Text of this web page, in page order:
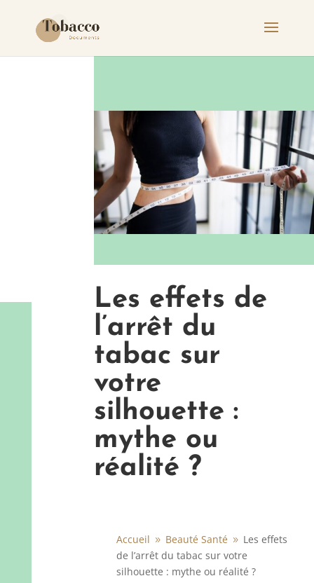
Les effets de
l’arrêt du
tabac sur
votre
silhouette :
mythe ou
réalité ?
Accueil 9 Beauté Santé 9 Les effets
de l’arrêt du tabac sur votre
silhouette : mythe ou réalité ?